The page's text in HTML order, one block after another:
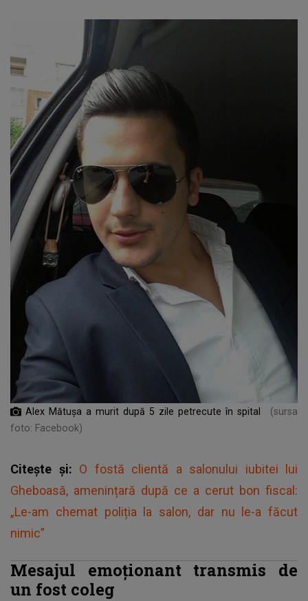
Alex Mătușa a murit după 5 zile petrecute în spital
(sursa
foto: Facebook)
Citește și: O fostă clientă a salonului iubitei lui
Gheboasă, amenințară după ce a cerut bon fiscal:
„Le-am chemat poliția la salon, dar nu le-a făcut
nimic”
Mesajul emoționant transmis de
un fost coleg